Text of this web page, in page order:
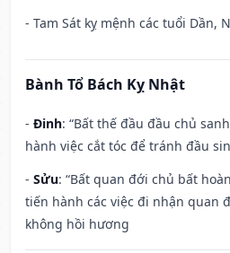
- Tam Sát kỵ mệnh các tuổi Dần,
Bành Tổ Bách Kỵ Nhật
- Đinh: “Bất thế đầu đầu chủ
hành việc cắt tóc để tránh đầu
- Sửu: “Bất quan đới chủ bất
tiến hành các việc đi nhận quan
không hồi hương